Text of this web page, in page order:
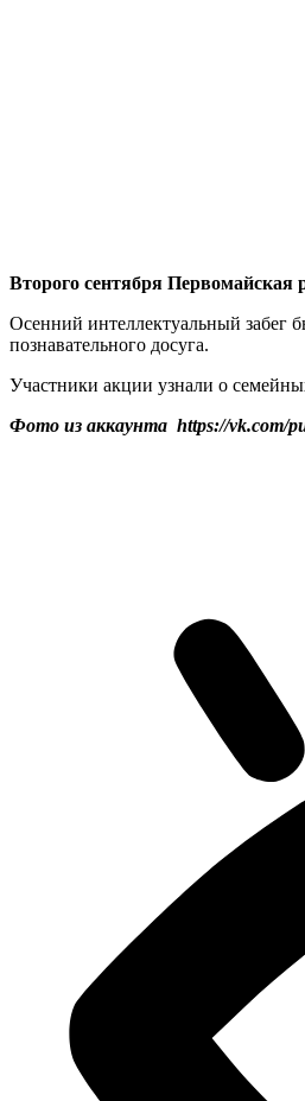
Второго сентября Первомайская
Осенний интеллектуальный забег
познавательного досуга.
Участники акции узнали о
Фото из аккаунта https://vk.com/